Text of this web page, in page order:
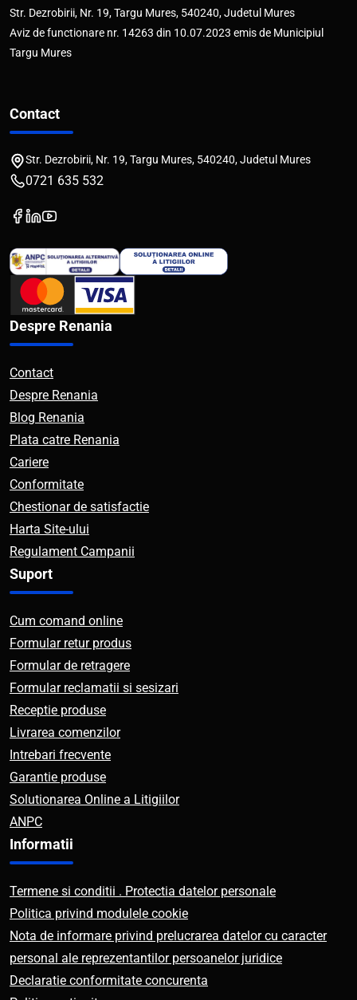
Str. Dezrobirii, Nr. 19, Targu Mures, 540240, Judetul Mures
Aviz de functionare nr. 14263 din 10.07.2023 emis de Municipiul
Targu Mures
Contact
Str. Dezrobirii, Nr. 19, Targu Mures, 540240, Judetul Mures
0721 635 532
Despre Renania
Contact
Despre Renania
Blog Renania
Plata catre Renania
Cariere
Conformitate
Chestionar de satisfactie
Harta Site-ului
Regulament Campanii
Suport
Cum comand online
Formular retur produs
Formular de retragere
Formular reclamatii si sesizari
Receptie produse
Livrarea comenzilor
Intrebari frecvente
Garantie produse
Solutionarea Online a Litigiilor
ANPC
Informatii
Termene si conditii . Protectia datelor personale
Politica privind modulele cookie
Nota de informare privind prelucrarea datelor cu caracter
personal ale reprezentantilor persoanelor juridice
Declaratie conformitate concurenta